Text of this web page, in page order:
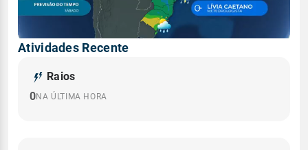
Atividades Recente
Raios
0NA ÚLTIMA HORA